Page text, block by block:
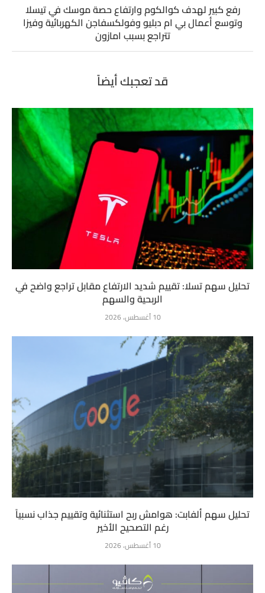
رفع كبير لهدف كوالكوم وارتفاع حصة موسك في تيسلا
وتوسع أعمال بي ام دبليو وفولكسفاجن الكهربائية وفيزا
تتراجع بسبب امازون
قد تعجبك أيضاً
تحليل سهم تسلا: تقييم شديد الارتفاع مقابل تراجع واضح في
الربحية والسهم
10 أغسطس، 2026
تحليل سهم ألفابت: هوامش ربح استثنائية وتقييم جذاب نسبياً
رغم التصحيح الأخير
10 أغسطس، 2026